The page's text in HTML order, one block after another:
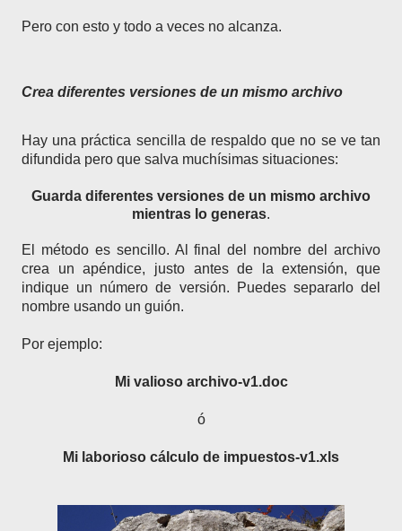
Pero con esto y todo a veces no alcanza.
Crea diferentes versiones de un mismo archivo
Hay una práctica sencilla de respaldo que no se ve tan
difundida pero que salva muchísimas situaciones:
Guarda diferentes versiones de un mismo archivo
mientras lo generas.
El método es sencillo. Al final del nombre del archivo
crea un apéndice, justo antes de la extensión, que
indique un número de versión. Puedes separarlo del
nombre usando un guión.
Por ejemplo:
Mi valioso archivo-v1.doc
ó
Mi laborioso cálculo de impuestos-v1.xls